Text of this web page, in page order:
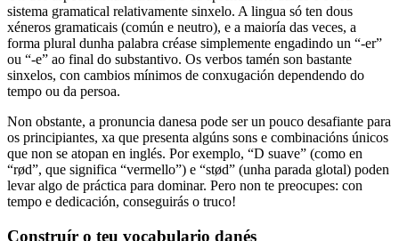
sistema gramatical relativamente sinxelo. A lingua só ten dous
xéneros gramaticais (común e neutro), e a maioría das veces, a
forma plural dunha palabra créase simplemente engadindo un “-er”
ou “-e” ao final do substantivo. Os verbos tamén son bastante
sinxelos, con cambios mínimos de conxugación dependendo do
tempo ou da persoa.
Non obstante, a pronuncia danesa pode ser un pouco desafiante para
os principiantes, xa que presenta algúns sons e combinacións únicos
que non se atopan en inglés. Por exemplo, “D suave” (como en
“rød”, que significa “vermello”) e “stød” (unha parada glotal) poden
levar algo de práctica para dominar. Pero non te preocupes: con
tempo e dedicación, conseguirás o truco!
Construír o teu vocabulario danés